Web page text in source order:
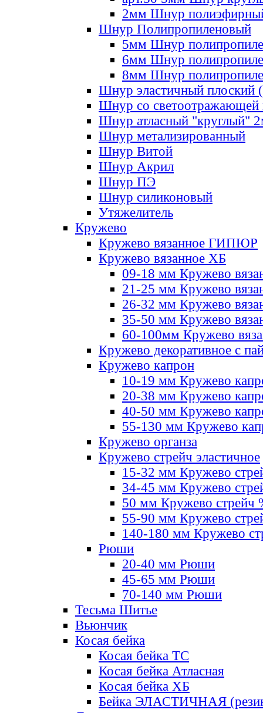
2мм Шнур
Шнур Полипропиленовый
5мм Шнур
6мм Шнур
8мм Шнур
Шнур эластичный плоский
Шнур со светоотражающей
Шнур атласный "круглый"
Шнур метализированный
Шнур Витой
Шнур Акрил
Шнур ПЭ
Шнур силиконовый
Утяжелитель
Кружево
Кружево вязанное ГИПЮР
Кружево вязанное ХБ
09-18 мм Кружево
21-25 мм Кружево
26-32 мм Кружево
35-50 мм Кружево
60-100мм Кружево
Кружево декоративное с
Кружево капрон
10-19 мм Кружево
20-38 мм Кружево
40-50 мм Кружево
55-130 мм Кружево
Кружево органза
Кружево стрейч эластичное
15-32 мм Кружево
34-45 мм Кружево
50 мм Кружево стрейч
55-90 мм Кружево
140-180 мм Кружево
Рюши
20-40 мм Рюши
45-65 мм Рюши
70-140 мм Рюши
Тесьма Шитье
Вьюнчик
Косая бейка
Косая бейка ТС
Косая бейка Атласная
Косая бейка ХБ
Бейка ЭЛАСТИЧНАЯ